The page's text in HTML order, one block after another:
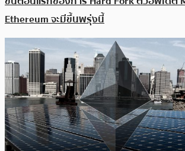
Ethereum จะมีขึ้นพรุ่งนี้